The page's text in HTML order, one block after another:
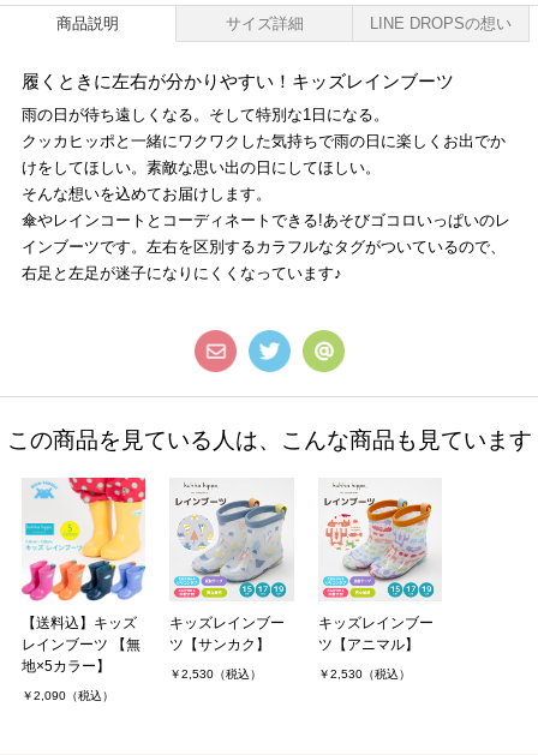
商品説明 サイズ詳細 LINE DROPSの想い
履くときに左右が分かりやすい！キッズレインブーツ
雨の日が待ち遠しくなる。そして特別な1日になる。
クッカヒッポと一緒にワクワクした気持ちで雨の日に楽しくお出でか
けをしてほしい。素敵な思い出の日にしてほしい。
そんな想いを込めてお届けします。
傘やレインコートとコーディネートできる!あそびゴコロいっぱいのレ
インブーツです。左右を区別するカラフルなタグがついているので、
右足と左足が迷子になりにくくなっています♪
この商品を見ている人は、こんな商品も見ています
【送料込】キッズ
レインブーツ 【無
地×5カラー】
￥2,090（税込）
キッズレインブー
ツ【サンカク】
￥2,530（税込）
キッズレインブー
ツ【アニマル】
￥2,530（税込）